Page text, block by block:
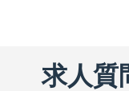
求人質